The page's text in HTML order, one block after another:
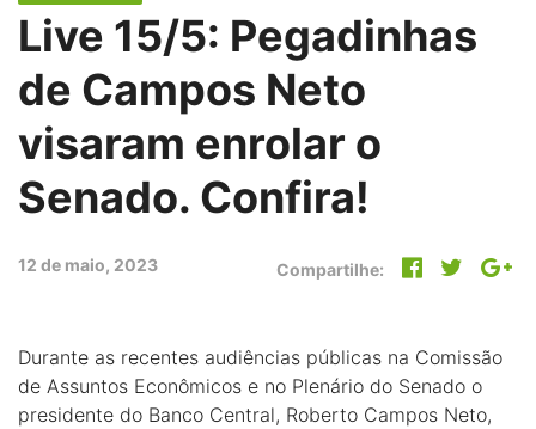
Live 15/5: Pegadinhas
de Campos Neto
visaram enrolar o
Senado. Confira!
12 de maio, 2023 Compartilhe:
Durante as recentes audiências públicas na Comissão
de Assuntos Econômicos e no Plenário do Senado o
presidente do Banco Central, Roberto Campos Neto,